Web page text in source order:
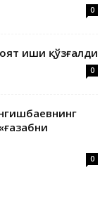
0
иши қўзғалди
0
0